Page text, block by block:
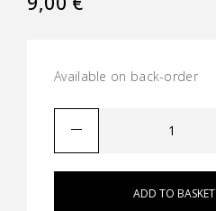
Available on back-order
ADD TO BASKET